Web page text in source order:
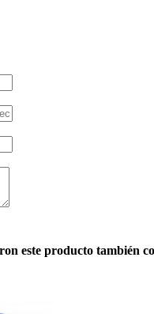
este producto también